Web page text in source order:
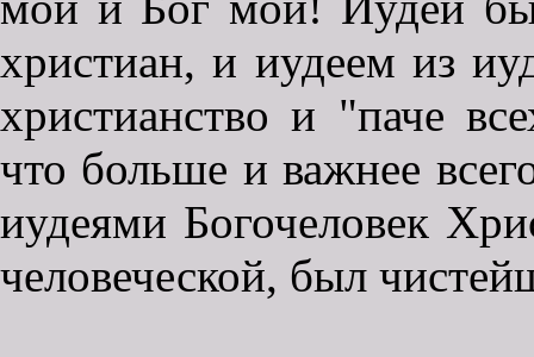
христиан, и иудеем из
христианство и "паче
что больше и важнее
иудеями Богочеловек
человеческой, был